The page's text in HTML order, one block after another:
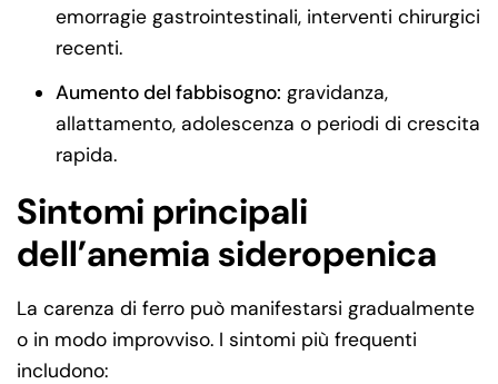
emorragie gastrointestinali, interventi chirurgici
recenti.
Aumento del fabbisogno: gravidanza,
allattamento, adolescenza o periodi di crescita
rapida.
Sintomi principali
dell’anemia sideropenica
La carenza di ferro può manifestarsi gradualmente
o in modo improvviso. I sintomi più frequenti
includono: